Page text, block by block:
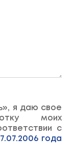
я даю свое
моих
с
года